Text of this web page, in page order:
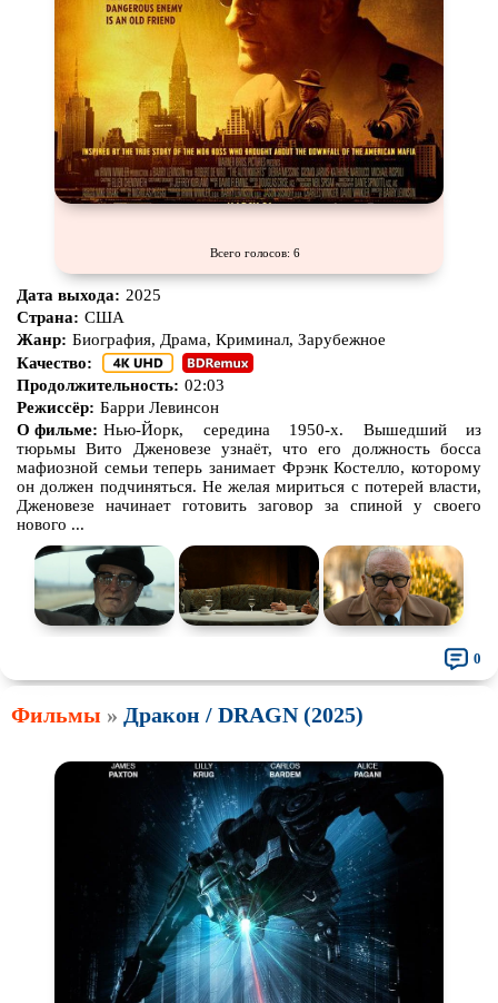
Всего голосов: 6
Дата выхода: 2025
Страна: США
Жанр: Биография, Драма, Криминал, Зарубежное
Качество:
Продолжительность: 02:03
Режиссёр: Барри Левинсон
О фильме: Нью-Йорк, середина 1950-х. Вышедший из
тюрьмы Вито Дженовезе узнаёт, что его должность босса
мафиозной семьи теперь занимает Фрэнк Костелло, которому
он должен подчиняться. Не желая мириться с потерей власти,
Дженовезе начинает готовить заговор за спиной у своего
нового ...
0
Фильмы » Дракон / DRAGN (2025)